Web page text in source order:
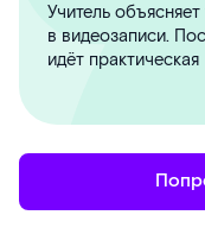
Учитель
в видеозаписи.
идёт практическая